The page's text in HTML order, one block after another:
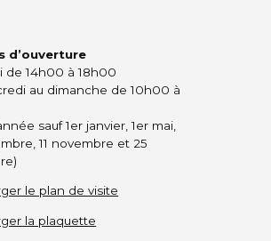
d’ouverture
de 14h00 à 18h00
au dimanche de 10h00 à
sauf 1er janvier, 1er mai,
11 novembre et 25
le plan de visite
la plaquette